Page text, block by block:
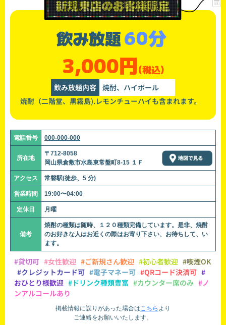
飲み放題60分
3,000円(税込)
飲み放題内容 焼酎、ハイボール
焼酎（二階堂、黒霧島).レモンチューハイも含まれます。
電話番号 000-000-000
所在地
〒712-8058
岡山県倉敷市水島東常盤町8-15 １Ｆ
アクセス 常磐駅(徒歩、5 分)
営業時間 19:00〜04:00
定休日 月曜
備考
焼酎の種類は随時、１２０種類完備しています。是非、焼酎
のお好きな人はお近くの際はお寄り下さい、お待ちして、い
ます。
#貸切可 #女性歓迎 #ご新規さん歓迎 #初心者歓迎 #喫煙OK
#クレジットカード可 #電子マネー可 #QRコード決済可 #
おひとり様歓迎 #ドリンク種類豊富 #カウンター席のみ #ノ
ンアルコールあり
掲載情報に誤りがあった場合はこちら より
ご連絡をお願いいたします。